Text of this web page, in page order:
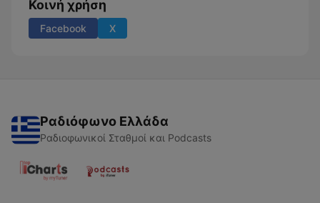
Κοινή χρήση
Facebook X
Ραδιόφωνο Ελλάδα
Ραδιοφωνικοί Σταθμοί και Podcasts